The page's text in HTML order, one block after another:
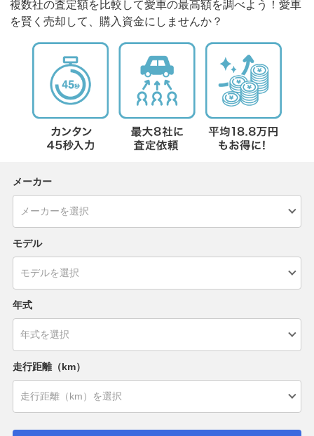
複数社の査定額を比較して愛車の最高額を調べよう！愛車
を賢く売却して、購入資金にしませんか？
メーカー
モデル
年式
走行距離（km）